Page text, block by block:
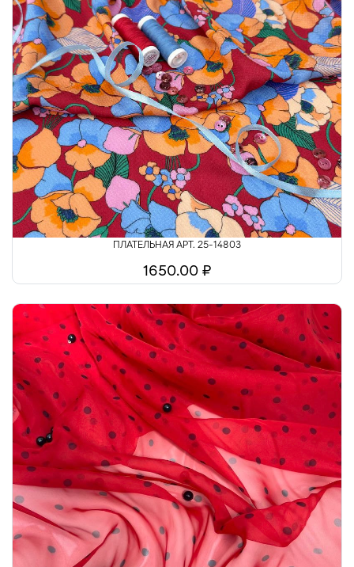
ПЛАТЕЛЬНАЯ АРТ. 25-14803
1650.00 ₽